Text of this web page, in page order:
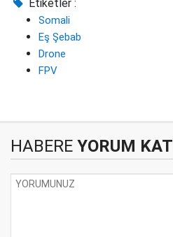
Etiketler :
Somali
Eş Şebab
Drone
FPV
HABERE YORUM KAT